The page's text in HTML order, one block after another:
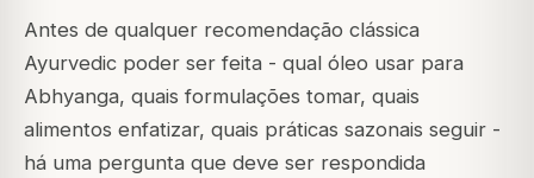
Antes de qualquer recomendação clássica
Ayurvedic poder ser feita - qual óleo usar para
Abhyanga, quais formulações tomar, quais
alimentos enfatizar, quais práticas sazonais seguir -
há uma pergunta que deve ser respondida